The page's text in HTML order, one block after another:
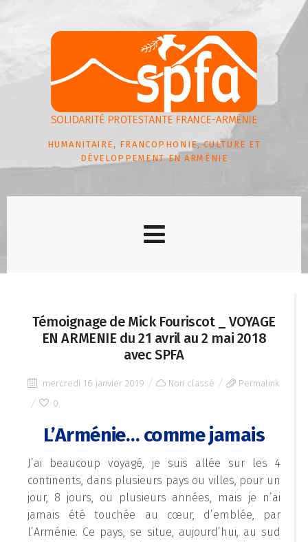
HUMANITAIRE, FRANCOPHONIE, CULTURE ET
DÉVELOPPEMENT EN ARMÉNIE
Témoignage de Mick Fouriscot _ VOYAGE
EN ARMENIE du 21 avril au 2 mai 2018
avec SPFA
mercredi 16 janvier 2019 Non classé
Permalink
0
L’Arménie… comme jamais
J’ai beaucoup voyagé, je suis allée sur les 4
continents, dans plusieurs pays ou villes, pour un
jour, 8 jours, ou plusieurs années, mais je n’ai
jamais été touchée au cœur, d’emblée, par
l’Arménie. Ce pays, se situe, aujourd’hui, au sud